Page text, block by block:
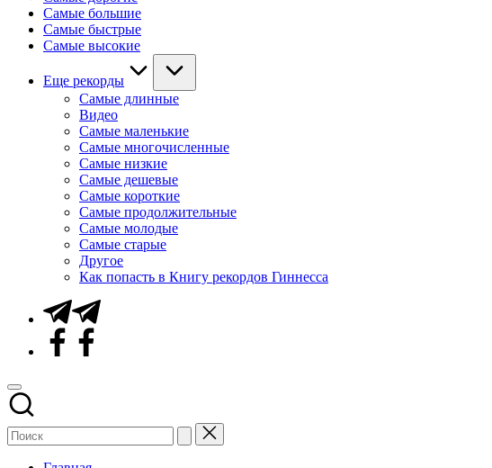
Самые большие
Самые быстрые
Самые высокие
Еще рекорды
Самые длинные
Видео
Самые маленькие
Самые многочисленные
Самые низкие
Самые дешевые
Самые короткие
Самые продолжительные
Самые молодые
Самые старые
Другое
Как попасть в Книгу рекордов Гиннесса
Telegram
Facebook